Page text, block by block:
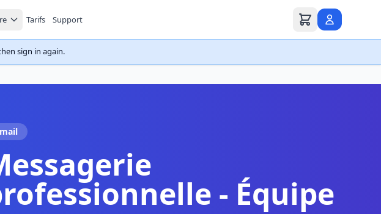
Tarifs Support
sign in again.
- Équipe